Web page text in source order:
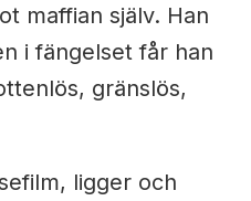
maffian själv. Han
i fängelset får han
gränslös,
ligger och